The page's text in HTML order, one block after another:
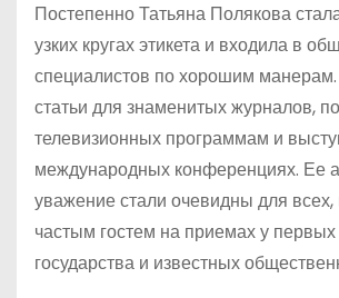
Постепенно Татьяна Полякова
узких кругах этикета и входила в
специалистов по хорошим
статьи для знаменитых журналов,
телевизионных программам и
международных конференциях. Ее
уважение стали очевидны для всех,
частым гостем на приемах у
государства и известных